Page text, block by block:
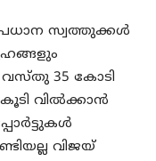
സ്വത്തുക്കൾ
വസ്തു 35 കോടി
വിൽക്കാൻ
വിജയ്